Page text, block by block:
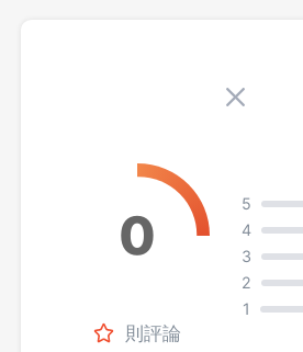
則評論
5
4
3
2
1